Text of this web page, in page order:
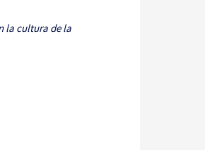
la cultura de la